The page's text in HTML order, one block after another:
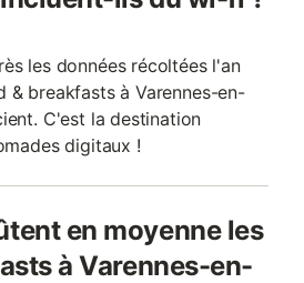
les données récoltées l'an
& breakfasts à Varennes-en-
C'est la destination
digitaux !
en moyenne les
à Varennes-en-